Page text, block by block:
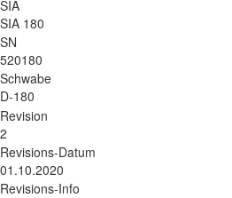
SIA
SIA 180
SN
520180
Schwabe
D-180
Revision
2
Revisions-Datum
01.10.2020
Revisions-Info